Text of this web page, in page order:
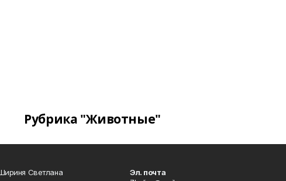
Рубрика "Животные"
Светлана
Эл. почта